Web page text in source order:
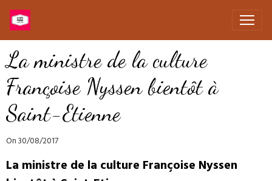
La ministre de la culture
Françoise Nyssen bientôt à
Saint-Etienne
On 30/08/2017
La ministre de la culture Françoise Nyssen